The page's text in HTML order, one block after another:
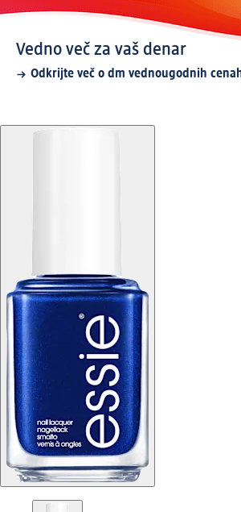
Vedno več za vaš denar
Odkrijte več o dm vednougodnih